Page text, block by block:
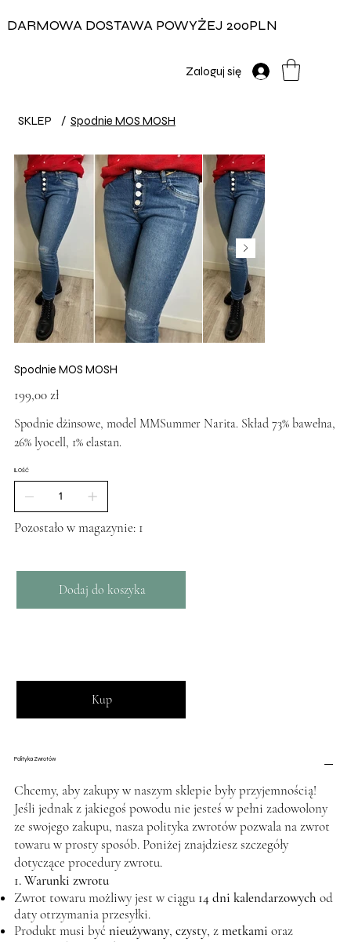
DARMOWA DOSTAWA POWYŻEJ 200PLN
Zaloguj się
SKLEP / Spodnie MOS MOSH
Spodnie MOS MOSH
199,00 zł
Spodnie dżinsowe, model MMSummer Narita. Skład 73% bawełna,
26% lyocell, 1% elastan.
ILOŚĆ
Pozostało w magazynie: 1
Dodaj do koszyka
Kup
Polityka Zwrotów
Chcemy, aby zakupy w naszym sklepie były przyjemnością!
Jeśli jednak z jakiegoś powodu nie jesteś w pełni zadowolony
ze swojego zakupu, nasza polityka zwrotów pozwala na zwrot
towaru w prosty sposób. Poniżej znajdziesz szczegóły
dotyczące procedury zwrotu.
1. Warunki zwrotu
Zwrot towaru możliwy jest w ciągu 14 dni kalendarzowych od
daty otrzymania przesyłki.
Produkt musi być nieużywany, czysty, zmetkami oraz